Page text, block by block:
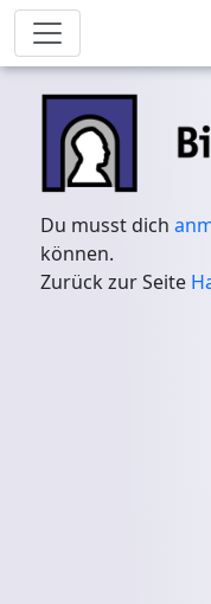
Du musst dich
können.
Zurück zur Seite